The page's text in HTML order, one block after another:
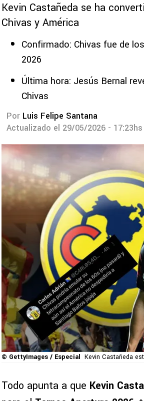
Kevin Castañeda se ha
Chivas y América
Confirmado: Chivas fue de
2026
Última hora: Jesús Bernal
Chivas
Por Luis Felipe Santana
Actualizado el 29/05/2026 - 17:23hs
© GettyImages / Especial Kevin Castañeda
Todo apunta a que Kevin